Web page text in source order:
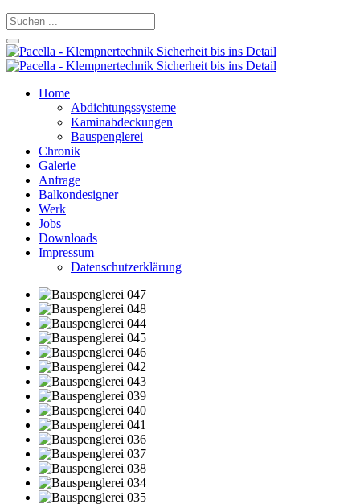
Home
Abdichtungssysteme
Kaminabdeckungen
Bauspenglerei
Chronik
Galerie
Anfrage
Balkondesigner
Werk
Jobs
Downloads
Impressum
Datenschutzerklärung